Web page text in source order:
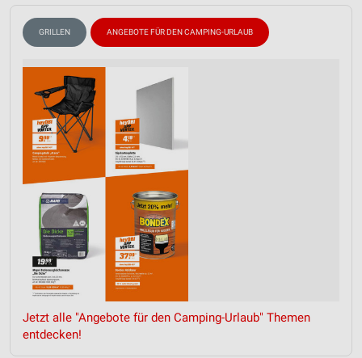
GRILLEN ANGEBOTE FÜR DEN CAMPING-URLAUB
Jetzt alle "Angebote für den Camping-Urlaub" Themen
entdecken!